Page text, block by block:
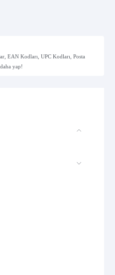
EAN Kodları, UPC Kodları, Posta
yap!